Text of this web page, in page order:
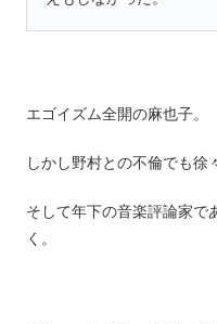
エゴイズム全開の麻也子。
しかし野村との不倫でも徐
そして年下の音楽評論家で
く。